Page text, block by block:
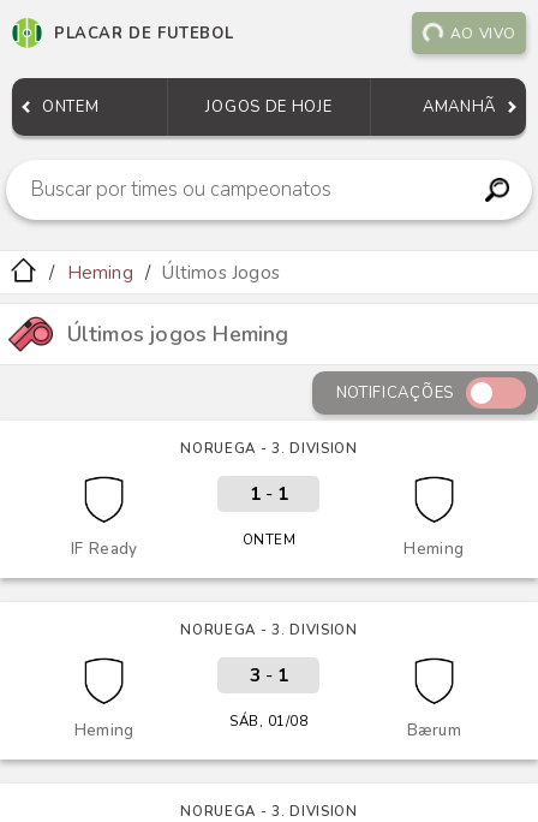
PLACAR DE FUTEBOL AO VIVO
ONTEM JOGOS DE HOJE AMANHÃ
Heming Últimos Jogos
Últimos jogos Heming
NOTIFICAÇÕES
NORUEGA - 3. DIVISION
IF Ready Heming
1- 1
ONTEM
NORUEGA - 3. DIVISION
Heming Bærum
3 - 1
SÁB, 01/08
NORUEGA - 3. DIVISION